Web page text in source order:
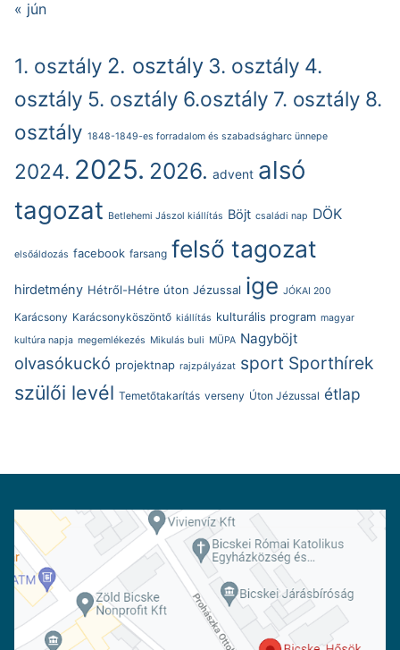
« jún
1. osztály 2. osztály 3. osztály 4.
osztály 5. osztály 6.osztály 7. osztály 8.
osztály 1848-1849-es forradalom és szabadságharc ünnepe
2024. 2025. 2026. advent alsó
tagozat Betlehemi Jászol kiállítás Böjt családi nap DÖK
elsőáldozás facebook farsang felső tagozat
hirdetmény Hétről-Hétre úton Jézussal ige JÓKAI 200
Karácsony Karácsonyköszöntő kiállítás kulturális program magyar
kultúra napja megemlékezés Mikulás buli MÜPA Nagyböjt
olvasókuckó projektnap rajzpályázat sport Sporthírek
szülői levél Temetőtakarítás verseny Úton Jézussal étlap